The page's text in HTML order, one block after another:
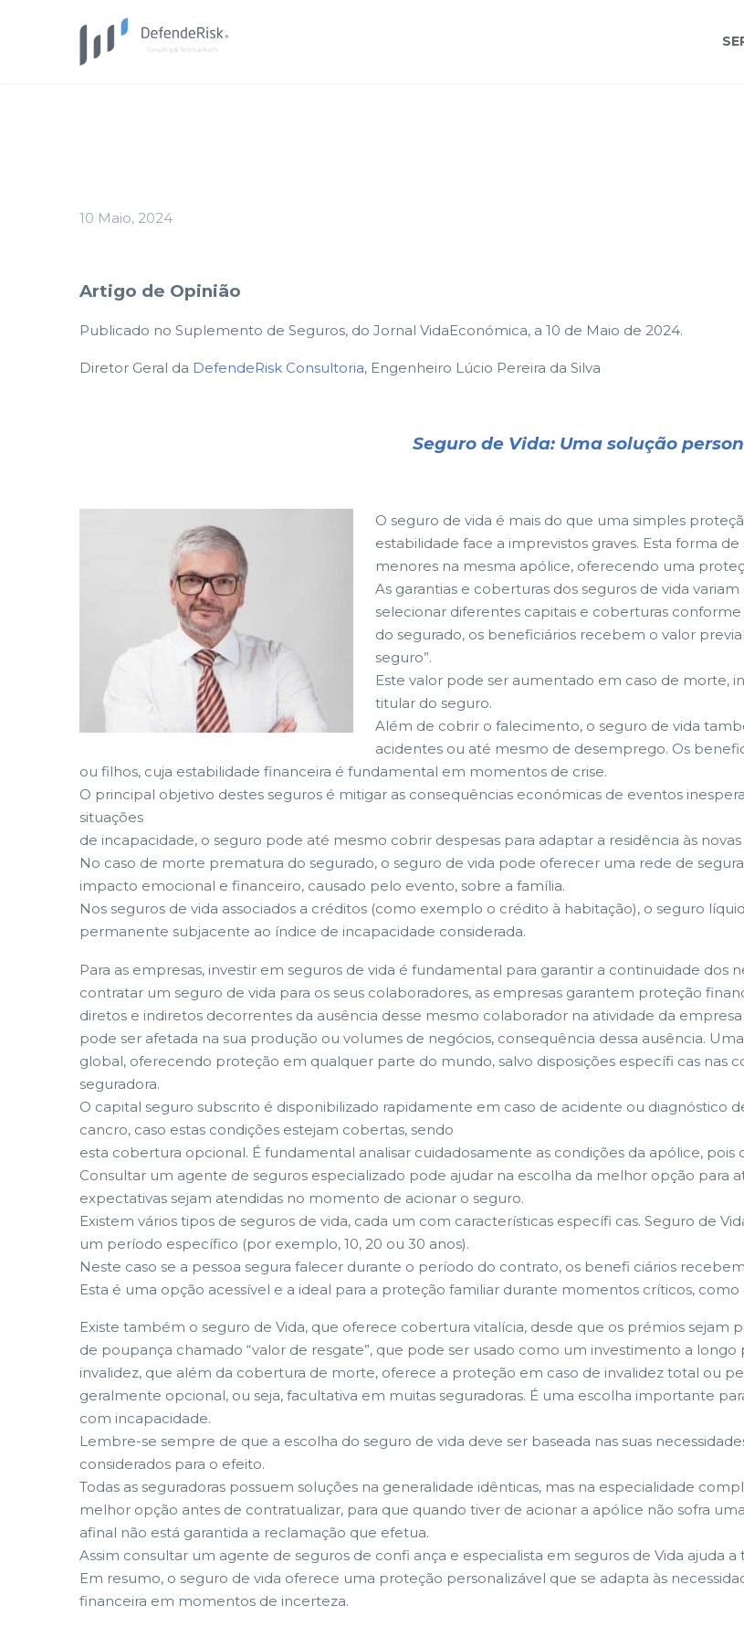
10 Maio, 2024
Artigo de Opinião
Publicado no Suplemento de Seguros, do Jornal VidaEconómica, a 10 de Maio de 2024.
Diretor Geral da DefendeRisk Consultoria, Engenheiro Lúcio Pereira da Silva
Seguro de Vida: Uma solução
O seguro de vida é mais do que uma simples
estabilidade face a imprevistos graves. Esta forma
menores na mesma apólice, oferecendo uma
As garantias e coberturas dos seguros de vida
selecionar diferentes capitais e coberturas
do segurado, os beneficiários recebem o valor
seguro”.
Este valor pode ser aumentado em caso de morte,
titular do seguro.
Além de cobrir o falecimento, o seguro de vida
acidentes ou até mesmo de desemprego. Os
ou filhos, cuja estabilidade financeira é fundamental em momentos de crise.
O principal objetivo destes seguros é mitigar as consequências económicas de eventos
situações
de incapacidade, o seguro pode até mesmo cobrir despesas para adaptar a residência às
No caso de morte prematura do segurado, o seguro de vida pode oferecer uma rede de
impacto emocional e financeiro, causado pelo evento, sobre a família.
Nos seguros de vida associados a créditos (como exemplo o crédito à habitação), o seguro
permanente subjacente ao índice de incapacidade considerada.
Para as empresas, investir em seguros de vida é fundamental para garantir a continuidade dos
contratar um seguro de vida para os seus colaboradores, as empresas garantem proteção
diretos e indiretos decorrentes da ausência desse mesmo colaborador na atividade da
pode ser afetada na sua produção ou volumes de negócios, consequência dessa ausência.
global, oferecendo proteção em qualquer parte do mundo, salvo disposições específi cas nas
seguradora.
O capital seguro subscrito é disponibilizado rapidamente em caso de acidente ou diagnóstico
cancro, caso estas condições estejam cobertas, sendo
esta cobertura opcional. É fundamental analisar cuidadosamente as condições da apólice,
Consultar um agente de seguros especializado pode ajudar na escolha da melhor opção para
expectativas sejam atendidas no momento de acionar o seguro.
Existem vários tipos de seguros de vida, cada um com características específi cas. Seguro de
um período específico (por exemplo, 10, 20 ou 30 anos).
Neste caso se a pessoa segura falecer durante o período do contrato, os benefi ciários
Esta é uma opção acessível e a ideal para a proteção familiar durante momentos críticos,
Existe também o seguro de Vida, que oferece cobertura vitalícia, desde que os prémios
de poupança chamado “valor de resgate”, que pode ser usado como um investimento a
invalidez, que além da cobertura de morte, oferece a proteção em caso de invalidez total ou
geralmente opcional, ou seja, facultativa em muitas seguradoras. É uma escolha importante
com incapacidade.
Lembre-se sempre de que a escolha do seguro de vida deve ser baseada nas suas
considerados para o efeito.
Todas as seguradoras possuem soluções na generalidade idênticas, mas na especialidade
melhor opção antes de contratualizar, para que quando tiver de acionar a apólice não sofra
afinal não está garantida a reclamação que efetua.
Assim consultar um agente de seguros de confi ança e especialista em seguros de Vida ajuda a
Em resumo, o seguro de vida oferece uma proteção personalizável que se adapta às
financeira em momentos de incerteza.